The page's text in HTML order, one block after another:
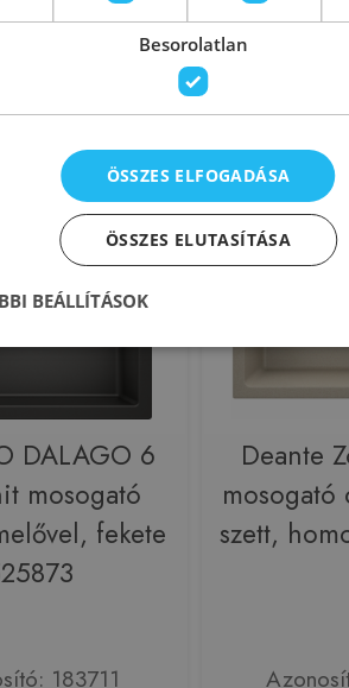
39 990 Ft
Kosárba
49 900 Ft
-5%
DALAGO 6
mosogató
fekete
183711
Rendelésre
Deante
szett,
Besorolatlan
ÖSSZES ELFOGADÁSA
ÖSSZES ELUTASÍTÁSA
BEÁLLÍTÁSOK